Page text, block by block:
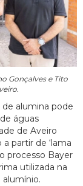
Gonçalves e Tito
de alumina pode
águas
de Aveiro
partir de ‘lama
processo Bayer
utilizada na